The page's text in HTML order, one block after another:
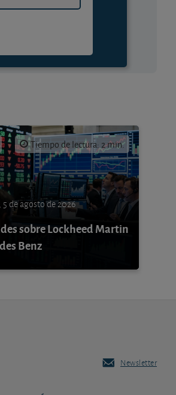
Tiempo de lectura: 2 min.
de agosto de 2026
sobre Lockheed Martin
Benz
Newsletter